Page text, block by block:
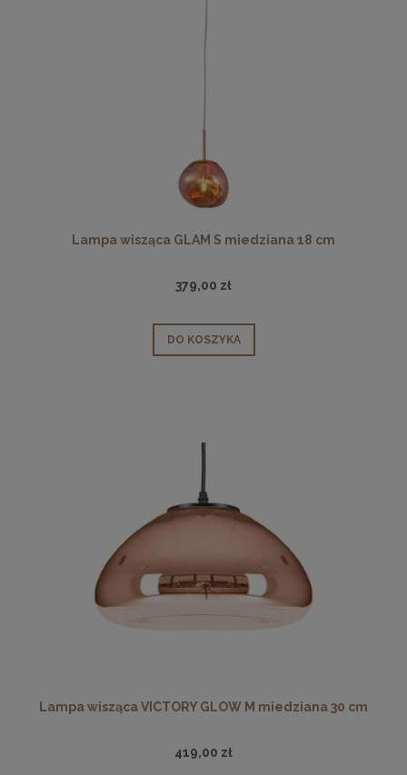
Lampa wisząca GLAM S miedziana 18 cm
379,00 zł
DO KOSZYKA
Lampa wisząca VICTORY GLOW M miedziana 30 cm
419,00 zł